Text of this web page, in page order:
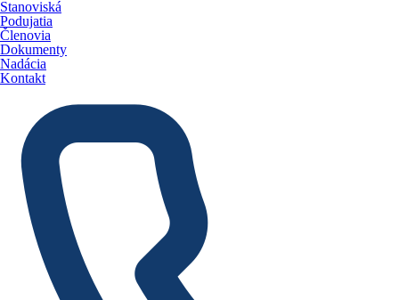
Stanoviská
Podujatia
Členovia
Dokumenty
Nadácia
Kontakt